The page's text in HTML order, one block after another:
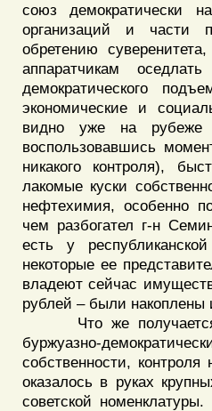
союз демократически
организаций и части
обретению
аппаратчикам
демократического
экономические и
видно уже на рубеже
воспользовавшись
никакого контроля),
лакомые куски
нефтехимия, особенно
чем разбогател г-н
есть у
некоторые ее
владеют сейчас
рублей – были накоплены
Что же получается?
буржуазно-
собственности,
оказалось в руках
советской